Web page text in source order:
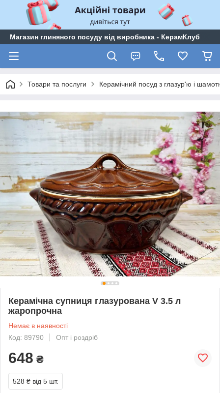
Магазин глиняного посуду від виробника - КерамКлуб
Товари та послуги Керамічний посуд з глазур'ю і
Керамічна супниця глазурована V 3.5 л
жаропрочна
Немає в наявності
Код: 89790
Опт і роздріб
648 ₴
528 ₴ від 5 шт.